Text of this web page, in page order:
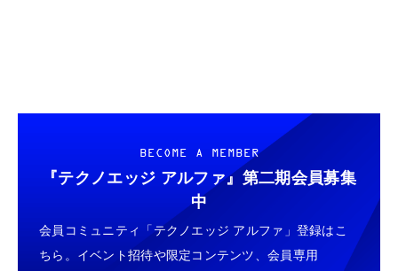
BECOME A MEMBER
『テクノエッジ アルファ』 第二期会員募集
中
会員コミュニティ「テクノエッジ アルファ」登録はこ
ちら。イベント招待や限定コンテンツ、会員専用